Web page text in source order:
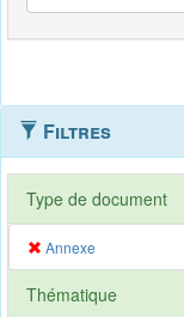
Filtres
Type de document
Annexe
Thématique